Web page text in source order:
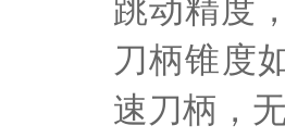
跳动精度
刀柄锥度
速刀柄，